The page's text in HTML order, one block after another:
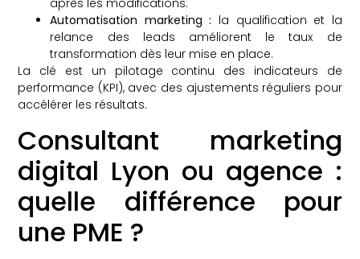
après les modifications.
Automatisation marketing : la qualification et la
relance des leads améliorent le taux de
transformation dès leur mise en place.
La clé est un pilotage continu des indicateurs de
performance (KPI), avec des ajustements réguliers pour
accélérer les résultats.
Consultant marketing
digital Lyon ou agence :
quelle différence pour
une PME ?